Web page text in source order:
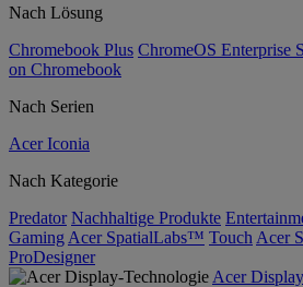
Nach Lösung
Chromebook Plus ChromeOS Enterprise
on Chromebook
Nach Serien
Acer Iconia
Nach Kategorie
Predator Nachhaltige Produkte
Gaming Acer SpatialLabs™ Touch Acer
ProDesigner
Acer